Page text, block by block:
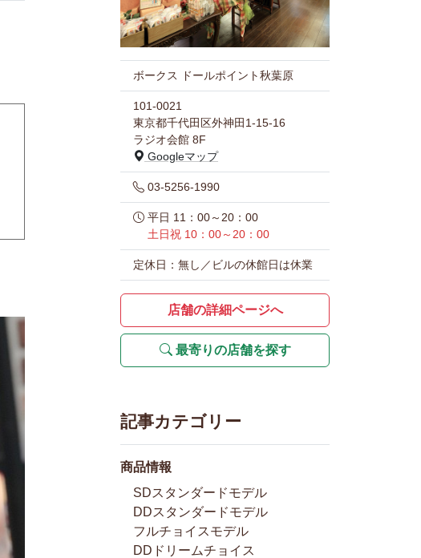
ボークス ドールポイント秋葉原
101-0021
東京都千代田区外神田1-15-16
ラジオ会館 8F
Googleマップ
03-5256-1990
平日 11：00～20：00
土日祝 10：00～20：00
定休日：無し／ビルの休館日は休業
店舗の詳細ページへ
最寄りの店舗を探す
記事カテゴリー
商品情報
SDスタンダードモデル
DDスタンダードモデル
フルチョイスモデル
DDドリームチョイス